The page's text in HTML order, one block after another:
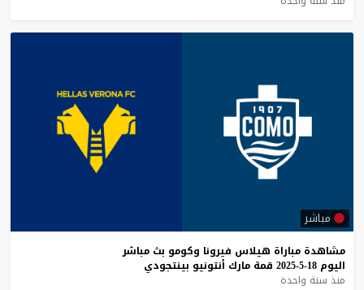
مباشر
مشاهدة مباراة هيلاس فيرونا وكومو بث مباشر
اليوم 18-5-2025 قمة مارك أنتونيو بينتجودي
منذ سنة واحدة